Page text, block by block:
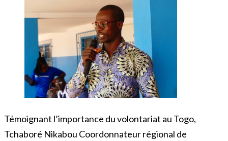
Témoignant l’importance du volontariat au Togo,
Tchaboré Nikabou Coordonnateur régional de